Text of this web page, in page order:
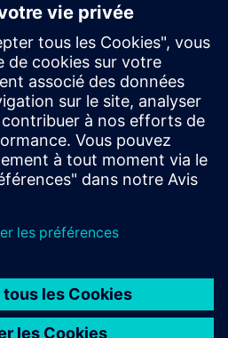
technique
Firmware, Exemples
(SIOS)
- Industry Mall